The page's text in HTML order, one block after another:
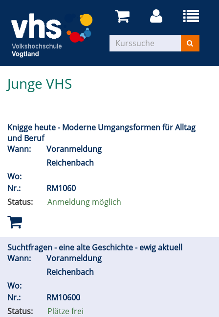
Junge VHS
Knigge heute - Moderne Umgangsformen für Alltag
und Beruf
Wann:
Voranmeldung
Reichenbach
Wo:
Nr.:
RM1060
Status:
Anmeldung möglich
Suchtfragen - eine alte Geschichte - ewig aktuell
Wann:
Voranmeldung
Reichenbach
Wo:
Nr.:
RM10600
Status:
Plätze frei